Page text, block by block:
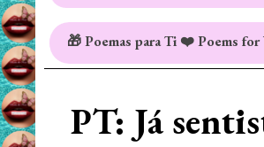
🎁 Poemas para Ti ❤️ Poems for
PT: Já